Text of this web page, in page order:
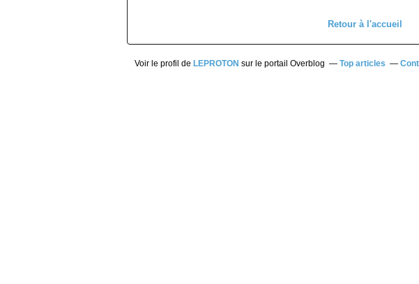
Retour à l'accueil
Voir le profil de LEPROTON sur le portail Overblog Top articles